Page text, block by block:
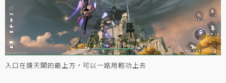
入口在鏡天閣的最上方，可以一路用輕功上去